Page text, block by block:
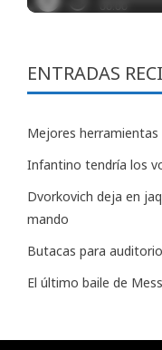
ENTRADAS
Mejores
Infantino tendría los
Dvorkovich deja en
mando
Butacas para
El último baile de